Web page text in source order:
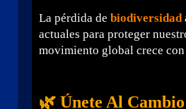
La pérdida de biodiversidad
actuales para proteger
movimiento global crece
🌿 Únete Al